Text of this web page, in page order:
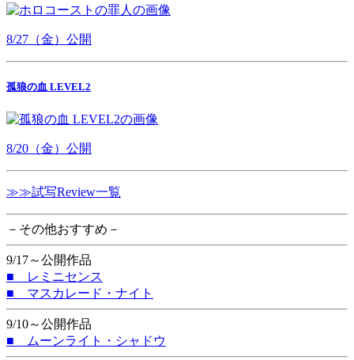
8/27（金）公開
孤狼の血 LEVEL2
8/20（金）公開
≫≫試写Review一覧
－その他おすすめ－
9/17～公開作品
■ レミニセンス
■ マスカレード・ナイト
9/10～公開作品
■ ムーンライト・シャドウ